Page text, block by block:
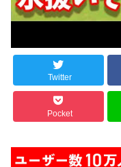
Twitter
Pocket